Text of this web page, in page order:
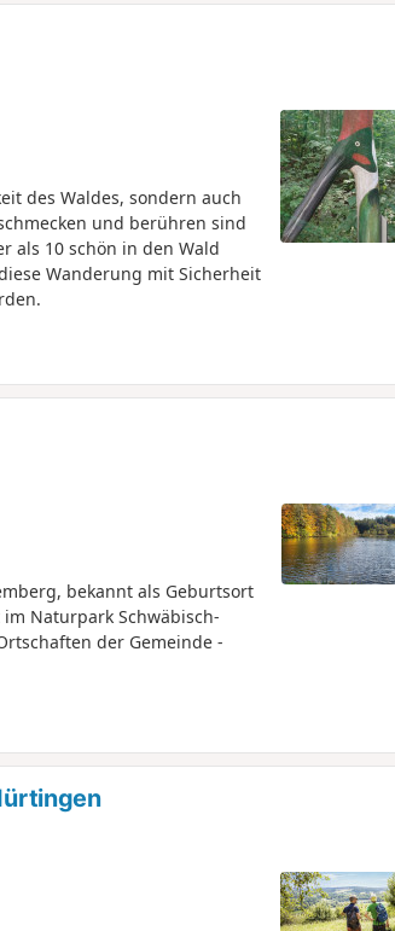
des Waldes, sondern auch
und berühren sind
als 10 schön in den Wald
Wanderung mit Sicherheit
bekannt als Geburtsort
Naturpark Schwäbisch-
der Gemeinde -